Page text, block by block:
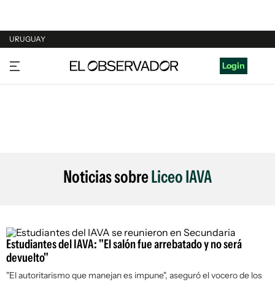
URUGUAY
URUGUAY
ARGENTINA
Login
Noticias sobreLiceo IAVA
Estudiantes del IAVA: "El salón fue arrebatado y no será
devuelto"
"El autoritarismo que manejan es impune", aseguró el vocero de los